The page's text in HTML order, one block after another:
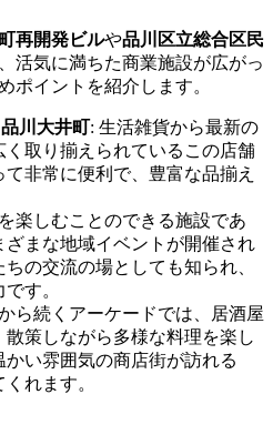
再開発ビルや品川区立総合区民
活気に満ちた商業施設が広がっ
ポイントを紹介します。
川大井町: 生活雑貨から最新の
く取り揃えられているこの店舗
非常に便利で、豊富な品揃え
楽しむことのできる施設であ
ざまな地域イベントが開催され
の交流の場としても知られ、
す。
ら続くアーケードでは、居酒屋
策しながら多様な料理を楽し
い雰囲気の商店街が訪れる
れます。